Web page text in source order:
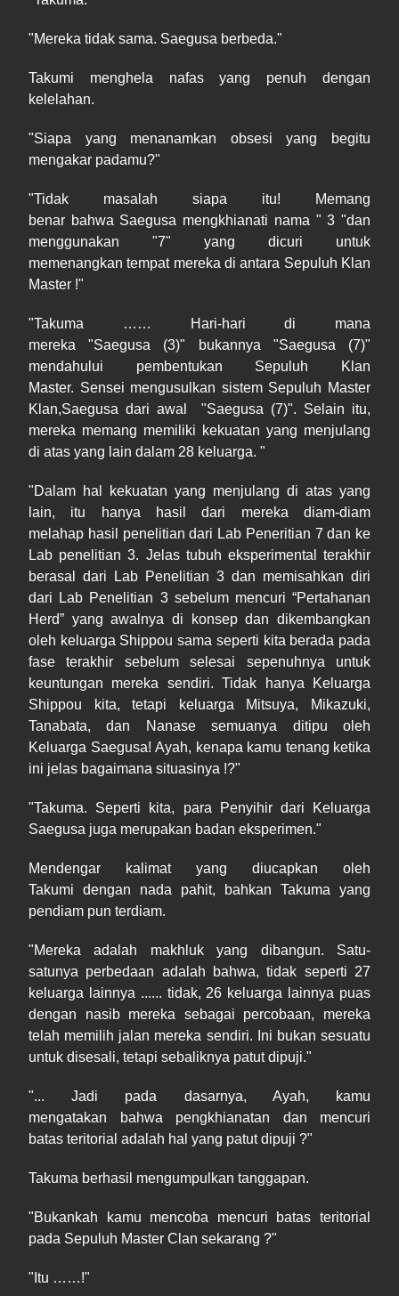
"Mereka tidak sama. Saegusa berbeda."
Takumi menghela nafas yang penuh dengan
kelelahan.
"Siapa yang menanamkan obsesi yang begitu
mengakar padamu?"
"Tidak masalah siapa itu! Memang
benar bahwa Saegusa mengkhianati nama " 3 "dan
menggunakan "7" yang dicuri untuk
memenangkan tempat mereka di antara Sepuluh Klan
Master !"
"Takuma …… Hari-hari di mana
mereka "Saegusa (3)" bukannya "Saegusa (7)"
mendahului pembentukan Sepuluh Klan
Master. Sensei mengusulkan sistem Sepuluh Master
Klan,Saegusa dari awal "Saegusa (7)". Selain itu,
mereka memang memiliki kekuatan yang menjulang
di atas yang lain dalam 28 keluarga. "
"Dalam hal kekuatan yang menjulang di atas yang
lain, itu hanya hasil dari mereka diam-diam
melahap hasil penelitian dari Lab Peneritian 7 dan ke
Lab penelitian 3. Jelas tubuh eksperimental terakhir
berasal dari Lab Penelitian 3 dan memisahkan diri
dari Lab Penelitian 3 sebelum mencuri “Pertahanan
Herd” yang awalnya di konsep dan dikembangkan
oleh keluarga Shippou sama seperti kita berada pada
fase terakhir sebelum selesai sepenuhnya untuk
keuntungan mereka sendiri. Tidak hanya Keluarga
Shippou kita, tetapi keluarga Mitsuya, Mikazuki,
Tanabata, dan Nanase semuanya ditipu oleh
Keluarga Saegusa! Ayah, kenapa kamu tenang ketika
ini jelas bagaimana situasinya !?"
"Takuma. Seperti kita, para Penyihir dari Keluarga
Saegusa juga merupakan badan eksperimen."
Mendengar kalimat yang diucapkan oleh
Takumi dengan nada pahit, bahkan Takuma yang
pendiam pun terdiam.
"Mereka adalah makhluk yang dibangun. Satu-
satunya perbedaan adalah bahwa, tidak seperti 27
keluarga lainnya ...... tidak, 26 keluarga lainnya puas
dengan nasib mereka sebagai percobaan, mereka
telah memilih jalan mereka sendiri. Ini bukan sesuatu
untuk disesali, tetapi sebaliknya patut dipuji."
"... Jadi pada dasarnya, Ayah, kamu
mengatakan bahwa pengkhianatan dan mencuri
batas teritorial adalah hal yang patut dipuji ?"
Takuma berhasil mengumpulkan tanggapan.
"Bukankah kamu mencoba mencuri batas teritorial
pada Sepuluh Master Clan sekarang ?"
"Itu ……!"